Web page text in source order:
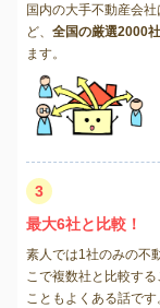
国内の大手不動産会
ど、 全国の厳選2000
ます。
3
最大6社と比較！
素人では1社のみの不
こで複数社と比較す
こともよくある話です